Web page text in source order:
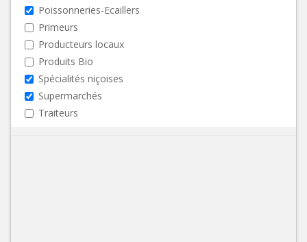
Poissonneries-Ecaillers
Primeurs
Producteurs locaux
Produits Bio
Spécialités niçoises
Supermarchés
Traiteurs